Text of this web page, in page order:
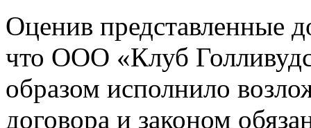
Оценив представленные
что ООО «Клуб
образом исполнило
договора и законом